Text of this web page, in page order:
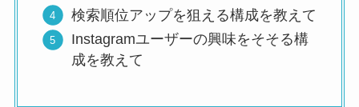
検索順位アップを狙える構成を教えて
Instagramユーザーの興味をそそる構
成を教えて